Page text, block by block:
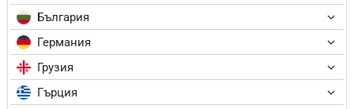
България
Германия
Грузия
Гърция